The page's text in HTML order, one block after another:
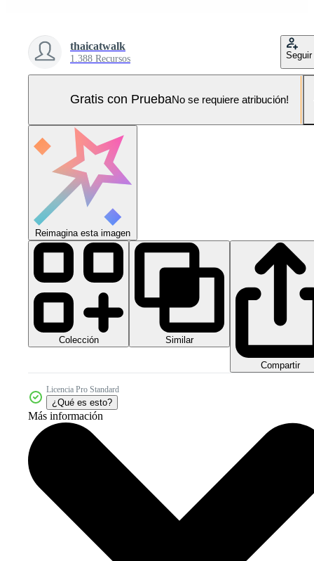
thaicatwalk
1.388 Recursos Seguir
Gratis con PruebaNo se requiere atribución!
Reimagina esta imagen
Colección Similar
Compartir
Licencia Pro Standard
¿Qué es esto?
Más información